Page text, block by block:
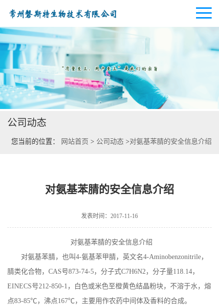
公司首页
公司介绍
公司动态
公司动态
您当前的位置： 网站首页 > 公司动态 >对氨基苯腈的安全信息介绍
对氨基苯腈的安全信息介绍
发表时间：2017-11-16
对氨基苯腈的安全信息介绍
对氨基苯腈，也叫4-氨基苯甲腈，英文名4-Aminobenzonitrile，
腈类化合物， CAS号873-74-5，分子式C7H6N2，分子量118.14，
EINECS号212-850-1 ，白色或米色至橙黄色结晶粉块，不溶于水，熔
点83-85℃，沸点167℃，主要用作农药中间体及香料的合成。